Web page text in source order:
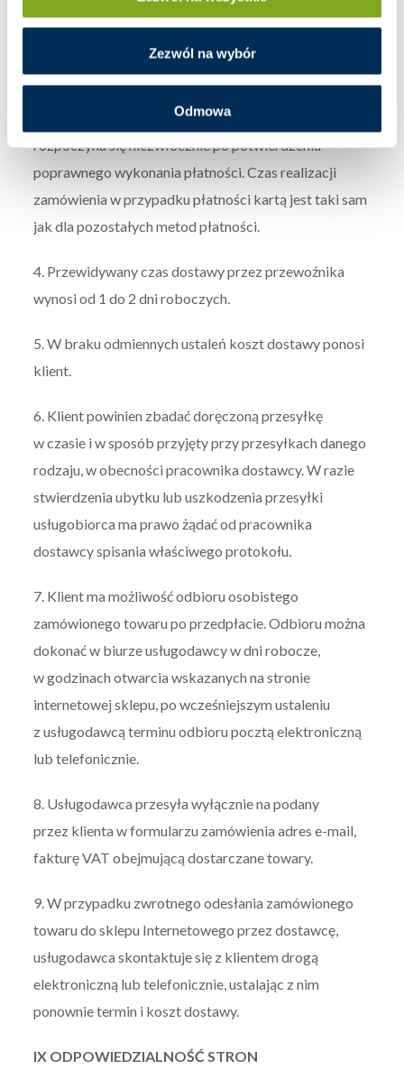
Zezwól na wybór
Odmowa
do realizacji lub zaksięgowania płatności. Zamówione
towary są dostarczane do klienta za pośrednictwem
dostawcy na wskazany w zamówieniu adres.
3. W przypadku płatności kartą realizacja zamówienia
rozpoczyna się niezwłocznie po potwierdzeniu
poprawnego wykonania płatności. Czas realizacji
zamówienia w przypadku płatności kartą jest taki sam
jak dla pozostałych metod płatności.
4. Przewidywany czas dostawy przez przewoźnika
wynosi od 1 do 2 dni roboczych.
5. W braku odmiennych ustaleń koszt dostawy ponosi
klient.
6. Klient powinien zbadać doręczoną przesyłkę
w czasie i w sposób przyjęty przy przesyłkach danego
rodzaju, w obecności pracownika dostawcy. W razie
stwierdzenia ubytku lub uszkodzenia przesyłki
usługobiorca ma prawo żądać od pracownika
dostawcy spisania właściwego protokołu.
7. Klient ma możliwość odbioru osobistego
zamówionego towaru po przedpłacie. Odbioru można
dokonać w biurze usługodawcy w dni robocze,
w godzinach otwarcia wskazanych na stronie
internetowej sklepu, po wcześniejszym ustaleniu
z usługodawcą terminu odbioru pocztą elektroniczną
lub telefonicznie.
8. Usługodawca przesyła wyłącznie na podany
przez klienta w formularzu zamówienia adres e-mail,
fakturę VAT obejmującą dostarczane towary.
9. W przypadku zwrotnego odesłania zamówionego
towaru do sklepu Internetowego przez dostawcę,
usługodawca skontaktuje się z klientem drogą
elektroniczną lub telefonicznie, ustalając z nim
ponownie termin i koszt dostawy.
IX ODPOWIEDZIALNOŚĆ STRON